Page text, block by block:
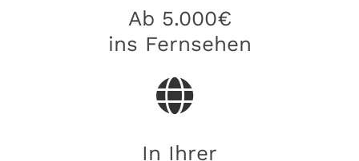
Ab 5.000€
ins Fernsehen
In Ihrer